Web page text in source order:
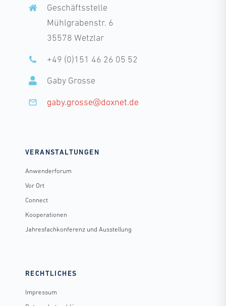
Geschäftsstelle
Mühlgrabenstr. 6
35578 Wetzlar
+49 (0)151 46 26 05 52
Gaby Grosse
gaby.grosse@doxnet.de
VERANSTALTUNGEN
Anwenderforum
Vor Ort
Connect
Kooperationen
Jahresfachkonferenz und Ausstellung
RECHTLICHES
Impressum